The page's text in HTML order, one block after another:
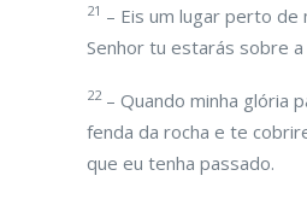
21 – Eis um lugar perto de
Senhor tu estarás sobre a
22– Quando minha glória
fenda da rocha e te
que eu tenha passado.